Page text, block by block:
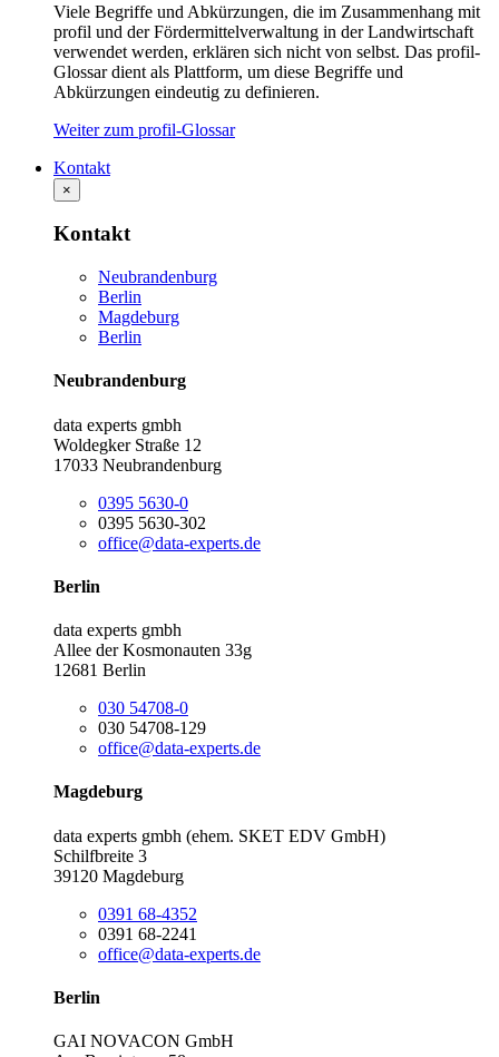
Viele Begriffe und Abkürzungen, die im Zusammenhang mit
profil und der Fördermittelverwaltung in der Landwirtschaft
verwendet werden, erklären sich nicht von selbst. Das profil-
Glossar dient als Plattform, um diese Begriffe und
Abkürzungen eindeutig zu definieren.
Weiter zum profil-Glossar
Kontakt
×
Kontakt
Neubrandenburg
Berlin
Magdeburg
Berlin
Neubrandenburg
data experts gmbh
Woldegker Straße 12
17033 Neubrandenburg
0395 5630-0
0395 5630-302
office@data-experts.de
Berlin
data experts gmbh
Allee der Kosmonauten 33g
12681 Berlin
030 54708-0
030 54708-129
office@data-experts.de
Magdeburg
data experts gmbh (ehem. SKET EDV GmbH)
Schilfbreite 3
39120 Magdeburg
0391 68-4352
0391 68-2241
office@data-experts.de
Berlin
GAI NOVACON GmbH